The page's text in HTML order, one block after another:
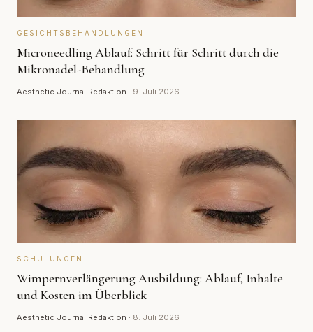
GESICHTSBEHANDLUNGEN
Microneedling Ablauf: Schritt für Schritt durch die
Mikronadel-Behandlung
Aesthetic Journal Redaktion · 9. Juli 2026
SCHULUNGEN
Wimpernverlängerung Ausbildung: Ablauf, Inhalte
und Kosten im Überblick
Aesthetic Journal Redaktion · 8. Juli 2026